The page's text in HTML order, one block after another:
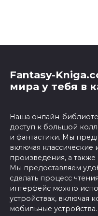
Fantasy-
мира у тебя в
Наша онлайн-
доступ к большой
и фантастики. Мы
включая
произведения, а
Мы предоставляем
сделать процесс
интерфейс можно
устройствах, включая
мобильные